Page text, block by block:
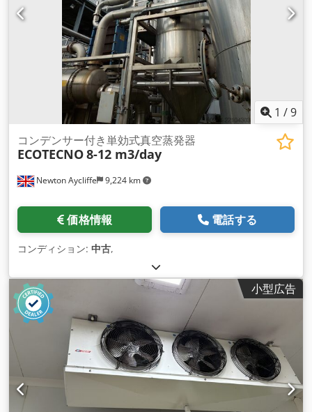
1 /9
Newton Aycliffe 9,224 km
コンデンサー付き単効式真空蒸発器
ECOTECNO8-12 m3/day
価格情報 電話する
コンディション: 中古,
小型広告